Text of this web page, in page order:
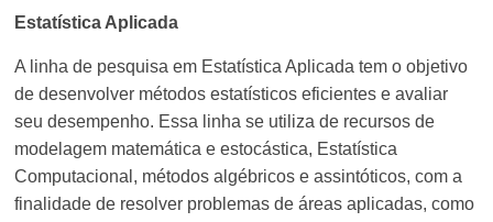
Estatística Aplicada
A linha de pesquisa em Estatística Aplicada tem o objetivo
de desenvolver métodos estatísticos eficientes e avaliar
seu desempenho. Essa linha se utiliza de recursos de
modelagem matemática e estocástica, Estatística
Computacional, métodos algébricos e assintóticos, com a
finalidade de resolver problemas de áreas aplicadas, como